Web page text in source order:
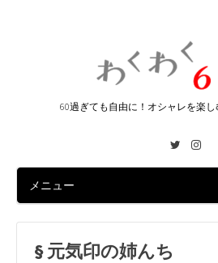
60過ぎても自由に！オシャレを楽し
Twitter
メニュー
§ 元気印の姉んち